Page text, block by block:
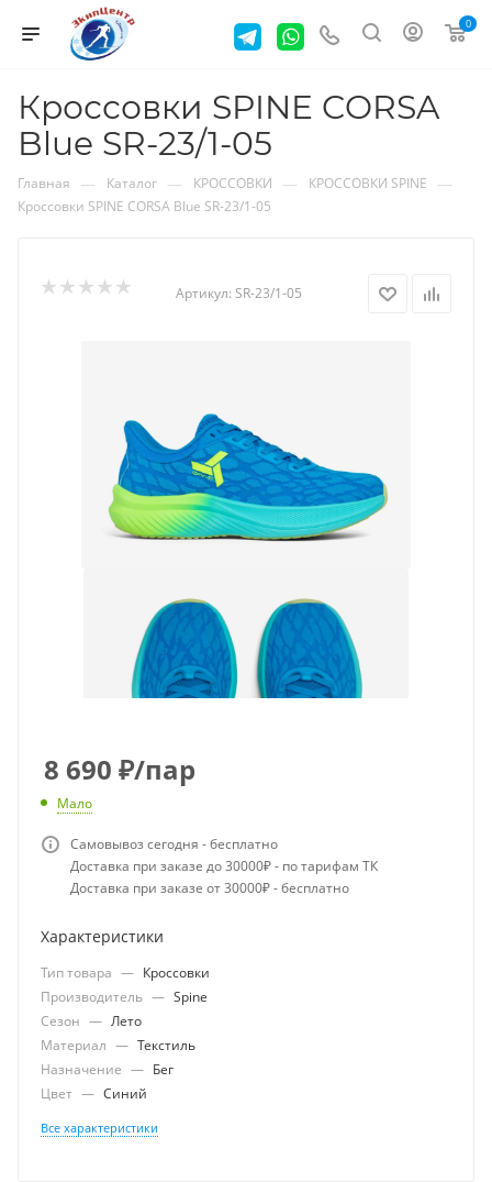
0
Кроссовки SPINE CORSA
Blue SR-23/1-05
Главная — Каталог — КРОССОВКИ — КРОССОВКИ SPINE —
Кроссовки SPINE CORSA Blue SR-23/1-05
Артикул: SR-23/1-05
8 690 ₽/пар
Мало
Самовывоз сегодня - бесплатно
Доставка при заказе до 30000₽ - по тарифам ТК
Доставка при заказе от 30000₽ - бесплатно
Характеристики
Тип товара — Кроссовки
Производитель — Spine
Сезон — Лето
Материал — Текстиль
Назначение — Бег
Цвет — Синий
Все характеристики